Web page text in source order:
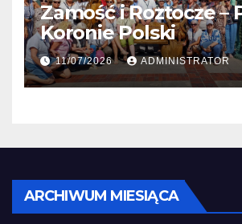
Zamość i Roztocze –
Koronie Polski
11/07/2026 ADMINISTRATOR
ARCHIWUM MIESIĄCA
Archiwum
miesiąca